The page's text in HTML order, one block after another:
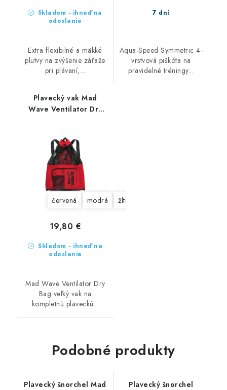
Skladom - ihneď na
odoslanie
Extra flexibilné a mäkké
plutvy na zvýšenie záťaže
pri plávaní,...
7 dní
Aqua-Speed Symmetric 4-
vrstvová piškóta na
pravidelné tréningy...
Plavecký vak Mad
Wave Ventilator Dry
červená modrá žltá
Skladom - ihneď na
odoslanie
19,80 €
Mad Wave Ventilator Dry
Bag veľký vak na
kompletnú plaveckú...
Podobné produkty
Plavecký šnorchel Mad
Plavecký šnorchel